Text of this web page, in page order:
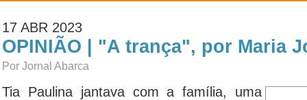
17 ABR 2023
OPINIÃO | "A trança", por Maria
Por Jornal Abarca
Tia Paulina jantava com a família, uma